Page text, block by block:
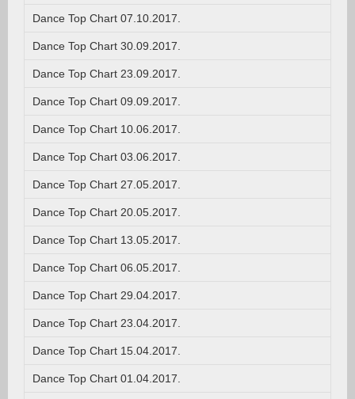
Dance Top Chart 07.10.2017.
Dance Top Chart 30.09.2017.
Dance Top Chart 23.09.2017.
Dance Top Chart 09.09.2017.
Dance Top Chart 10.06.2017.
Dance Top Chart 03.06.2017.
Dance Top Chart 27.05.2017.
Dance Top Chart 20.05.2017.
Dance Top Chart 13.05.2017.
Dance Top Chart 06.05.2017.
Dance Top Chart 29.04.2017.
Dance Top Chart 23.04.2017.
Dance Top Chart 15.04.2017.
Dance Top Chart 01.04.2017.